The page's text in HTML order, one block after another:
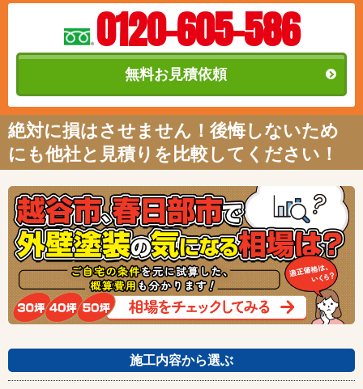
0120-605-586
無料お見積依頼
絶対に損はさせません！後悔しないため
にも他社と見積りを比較してください！
施工内容から選ぶ